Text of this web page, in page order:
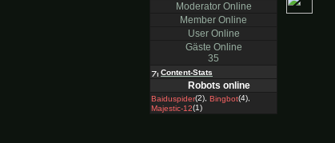
Moderator Online
Member Online
User Online
Gäste Online
35
Content-Stats
Robots online
Baiduspider(2), Bingbot(4),
Majestic-12(1)